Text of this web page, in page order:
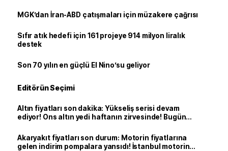
MGK’dan İran-ABD çatışmaları için müzakere çağrısı
Sıfır atık hedefi için 161 projeye 914 milyon liralık
destek
Son 70 yılın en güçlü El Nino’su geliyor
Editörün Seçimi
Altın fiyatları son dakika: Yükseliş serisi devam
ediyor! Ons altın yedi haftanın zirvesinde! Bugün
Akaryakıt fiyatları son durum: Motorin fiyatlarına
gelen indirim pompalara yansıdı! İstanbul motorin